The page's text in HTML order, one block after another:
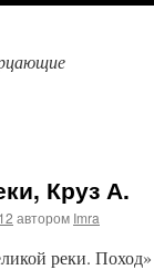
Круз А.
автором Imra
реки.